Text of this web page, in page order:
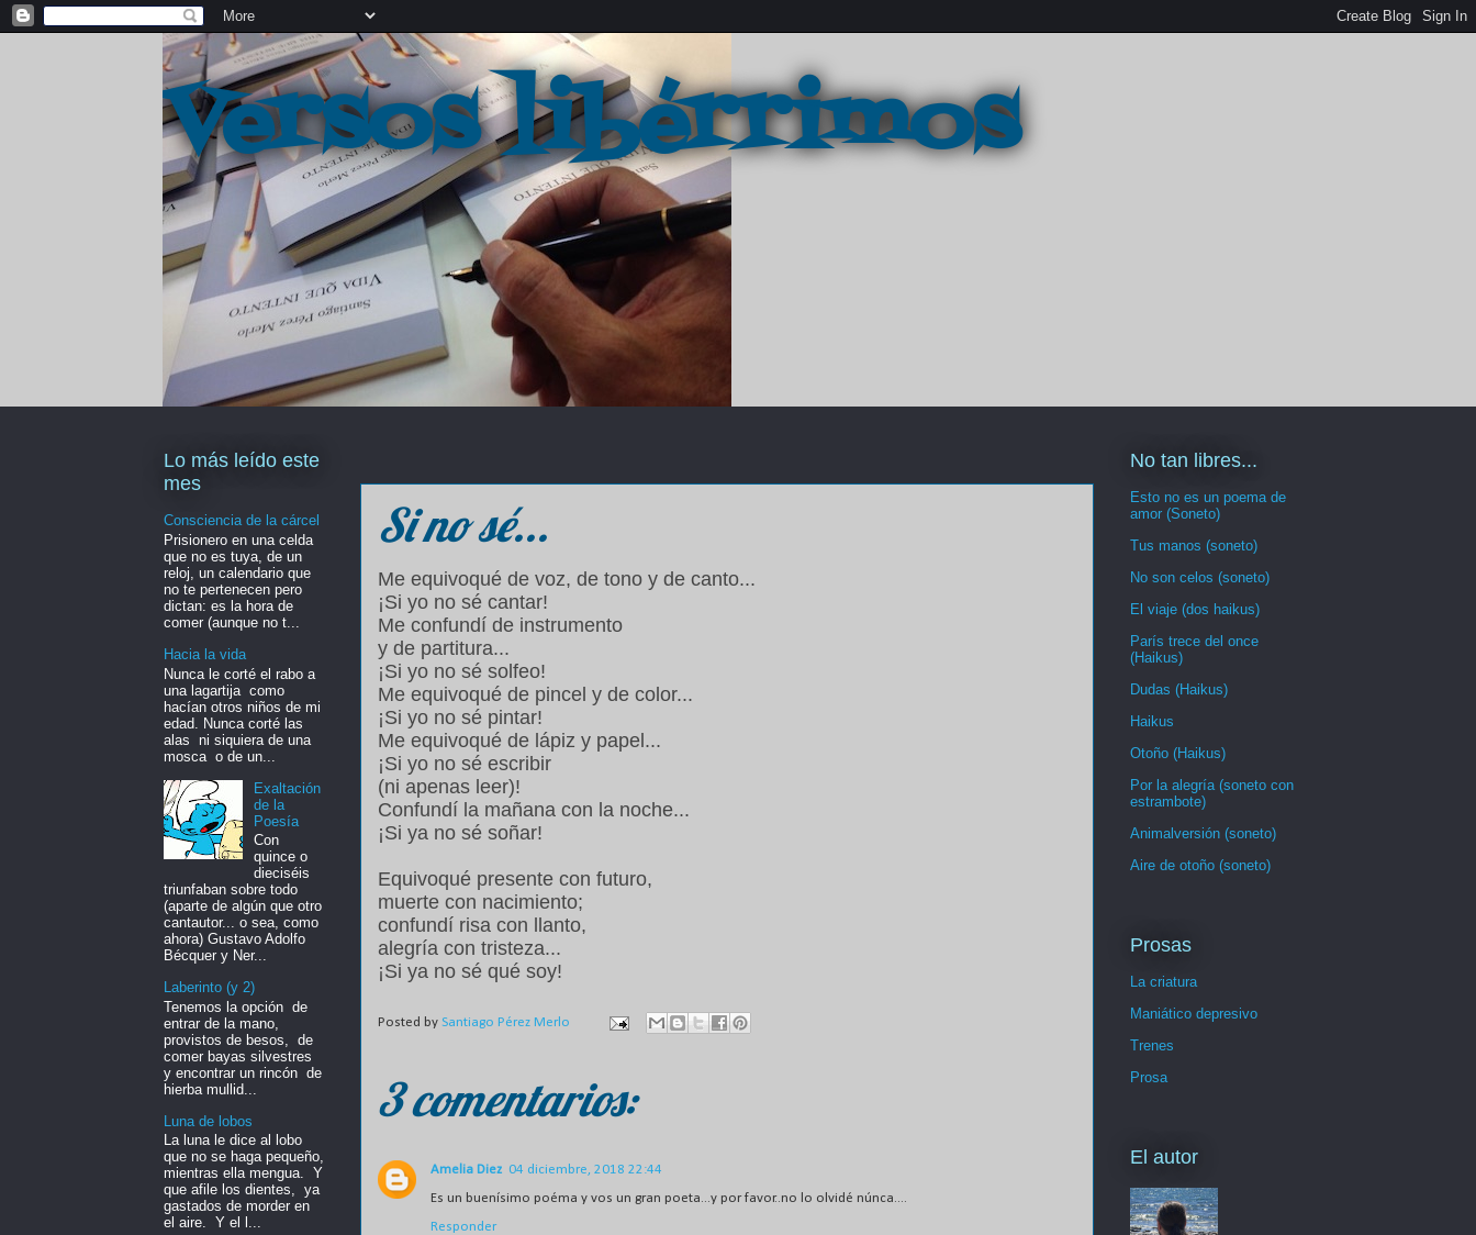
Versos libérrimos
Si no sé...
Me equivoqué de voz, de tono y de canto...
¡Si yo no sé cantar!
Me confundí de instrumento
y de partitura...
¡Si yo no sé solfeo!
Me equivoqué de pincel y de color...
¡Si yo no sé pintar!
Me equivoqué de lápiz y papel...
¡Si yo no sé escribir
(ni apenas leer)!
Confundí la mañana con la noche...
¡Si ya no sé soñar!
Equivoqué presente con futuro,
muerte con nacimiento;
confundí risa con llanto,
alegría con tristeza...
¡Si ya no sé qué soy!
Posted by Santiago Pérez Merlo
3 comentarios:
Amelia Diez 04 diciembre, 2018 22:44
Es un buenísimo poéma y vos un gran poeta...y por favor..no lo olvidé núnca....
Responder
Lo más leído este
mes
Consciencia de la cárcel
Prisionero en una celda
que no es tuya, de un
reloj, un calendario que
no te pertenecen pero
dictan: es la hora de
comer (aunque no t...
Hacia la vida
Nunca le corté el rabo a
una lagartija como
hacían otros niños de mi
edad. Nunca corté las
alas ni siquiera de una
mosca o de un...
Exaltación
de la
Poesía
Con
quince o
dieciséis
triunfaban sobre todo
(aparte de algún que otro
cantautor... o sea, como
ahora) Gustavo Adolfo
Bécquer y Ner...
Laberinto (y 2)
Tenemos la opción de
entrar de la mano,
provistos de besos, de
comer bayas silvestres
y encontrar un rincón de
hierba mullid...
Luna de lobos
La luna le dice al lobo
que no se haga pequeño,
mientras ella mengua. Y
que afile los dientes, ya
gastados de morder en
el aire. Y el l...
No tan libres...
Esto no es un poema de
amor (Soneto)
Tus manos (soneto)
No son celos (soneto)
El viaje (dos haikus)
París trece del once
(Haikus)
Dudas (Haikus)
Haikus
Otoño (Haikus)
Por la alegría (soneto con
estrambote)
Animalversión (soneto)
Aire de otoño (soneto)
Prosas
La criatura
Maniático depresivo
Trenes
Prosa
El autor